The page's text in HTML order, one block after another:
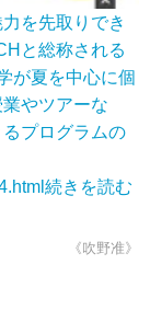
を先取りでき
と総称される
が夏を中心に個
やツアーな
プログラムの
続きを読む
《吹野准》